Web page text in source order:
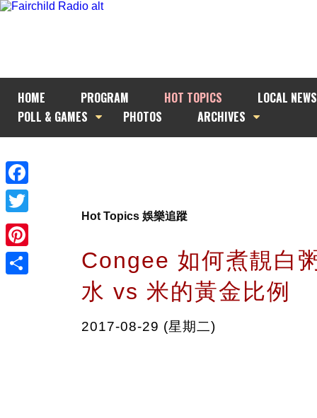
HOME PROGRAM HOT TOPICS
LOCAL NEWS
POLL & GAMES
PHOTOS ARCHIVES
Facebook
Twitter
Pinterest
Hot Topics 娛樂追蹤
Congee 如何煮靚白
水 vs 米的黃金比例
2017-08-29 (星期二)